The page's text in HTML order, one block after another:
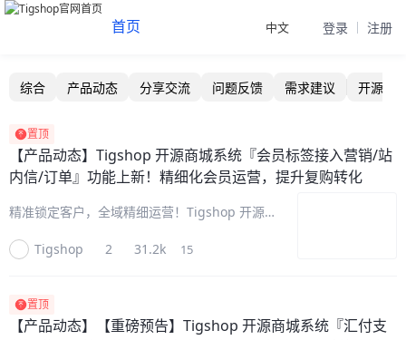
首页 中文 登录 注册
综合 产品动态 分享交流 问题反馈 需求建议 开源标
置顶
【产品动态】 Tigshop 开源商城系统『会员标签接入营销/站
内信/订单』功能上新！精细化会员运营，提升复购转化
精准锁定客户，全域精细运营！Tigshop 开源
销活动、站内信群发、订单筛选”三大链路，彻
Tigshop 2 31.2k 15
置顶
【产品动态】
【重磅预告】Tigshop 开源商城系统『汇付支